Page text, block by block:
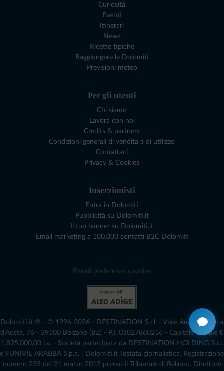
Curiosità
Eventi
Itinerari
News
Ricette tipiche
Raggiungere le Dolomiti
Previsioni meteo
Per gli utenti
Chi siamo
Lavora con noi
Credits & partners
Condizioni generali di vendita e di utilizzo
Contattaci
Privacy & Cookies
Inserzionisti
Entra in Dolomiti
Pubblicità su Dolomiti.it
Il tuo banner su Dolomiti.it
Email marketing a 100.000 contatti B2C Dolomiti
Rivedi preferenze cookies
Dolomiti.it ® - © 1996-2026 - DESTINATION S.r.l. - Viale Amedeo Duca
d'Aosta, 76 - 39100 Bolzano (BZ) - P.I. 03027860216 - Capitale Sociale €
1.825.000,00 i.v. - Società partecipata da DESTINATION HOLDING S.r.l.
e FUNIVIE ARABBA S.p.a. | Dolomiti.it Testata giornalistica. Registrazione
numero 235 del 21 marzo 2012 presso il Tribunale di Belluno.­ Direttore